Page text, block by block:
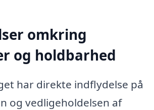
omkring
og holdbarhed
har direkte indflydelse på
og vedligeholdelsen af